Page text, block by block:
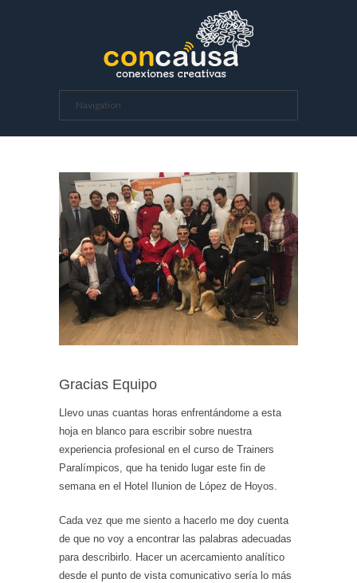
Gracias Equipo
Llevo unas cuantas horas enfrentándome a esta
hoja en blanco para escribir sobre nuestra
experiencia profesional en el curso de Trainers
Paralímpicos, que ha tenido lugar este fin de
semana en el Hotel Ilunion de López de Hoyos.
Cada vez que me siento a hacerlo me doy cuenta
de que no voy a encontrar las palabras adecuadas
para describirlo. Hacer un acercamiento analítico
desde el punto de vista comunicativo sería lo más